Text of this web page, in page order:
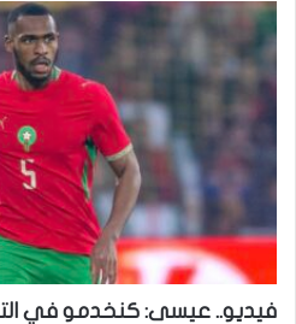
فيديو.. عيسى: كنخدمو في